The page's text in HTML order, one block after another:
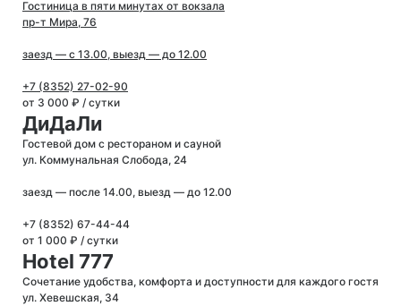
Гостиница в пяти минутах от вокзала
пр-т Мира, 76
заезд — с 13.00, выезд — до 12.00
+7 (8352) 27-02-90
от 3 000 ₽ / сутки
ДиДаЛи
Гостевой дом с рестораном и сауной
ул. Коммунальная Слобода, 24
заезд — после 14.00, выезд — до 12.00
+7 (8352) 67-44-44
от 1 000 ₽ / сутки
Hotel 777
Сочетание удобства, комфорта и доступности для каждого гостя
ул. Хевешская, 34